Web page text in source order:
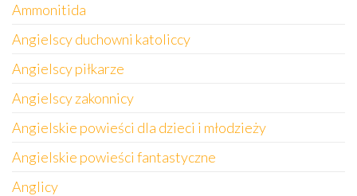
Ammonitida
Angielscy duchowni katoliccy
Angielscy piłkarze
Angielscy zakonnicy
Angielskie powieści dla dzieci i młodzieży
Angielskie powieści fantastyczne
Anglicy